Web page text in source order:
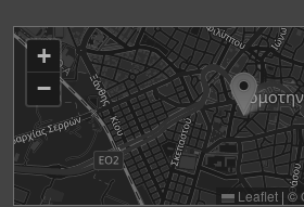
+
−
Leaflet | ©